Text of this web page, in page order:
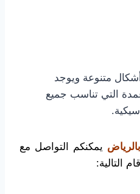
متنوعة ويوجد
التي تناسب جميع
يمكنكم التواصل مع
التالية: